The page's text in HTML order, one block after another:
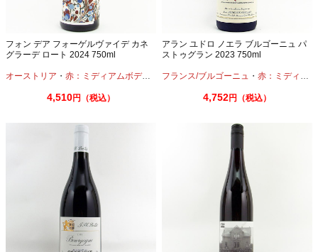
フォン デア フォーゲルヴァイデ カネ
グラーデ ロート 2024 750ml
オーストリア ・ 赤：ミディアムボディ シラー・ツヴァイゲルトレーベ
4,510円（税込）
アラン ユドロ ノエラ ブルゴーニュ パ
ストゥグラン 2023 750ml
フランス/ブルゴーニュ ・赤：ミディアムボディ
4,752円（税込）